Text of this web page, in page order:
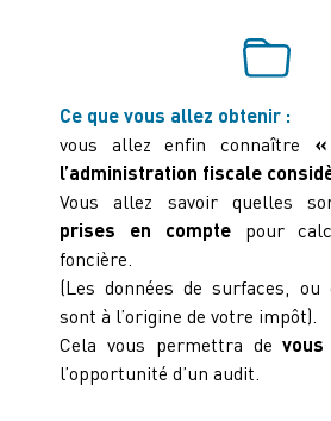
Ce que vous allez obtenir :
vous allez enfin connaître
l’administration fiscale
Vous allez savoir quelles
prises en comptepour
foncière.
(Les données de surfaces,
sont à l’origine de votre impôt).
Cela vous permettra de
l’opportunité d’un audit.